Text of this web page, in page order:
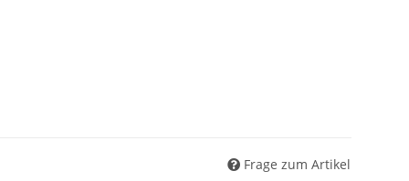
Frage zum Artikel